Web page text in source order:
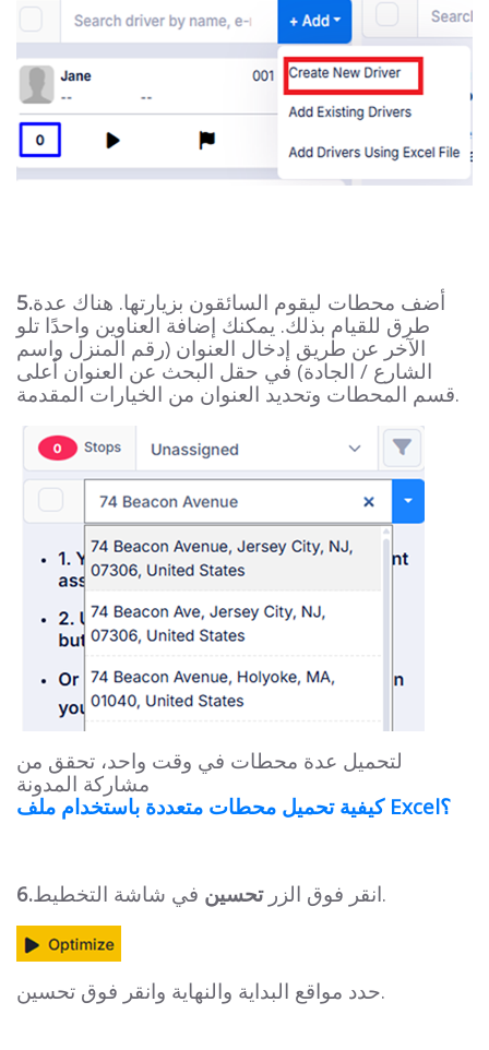
5.أضف محطات ليقوم السائقون بزيارتها. هناك عدة
طرق للقيام بذلك. يمكنك إضافة العناوين واحدًا تلو
الآخر عن طريق إدخال العنوان (رقم المنزل واسم
الشارع / الجادة) في حقل البحث عن العنوان أعلى
قسم المحطات وتحديد العنوان من الخيارات المقدمة.
لتحميل عدة محطات في وقت واحد، تحقق من
مشاركة المدونة
كيفية تحميل محطات متعددة باستخدام ملف Excel؟
6. انقر فوق الزرتحسين في شاشة التخطيط.
حدد مواقع البداية والنهاية وانقر فوق تحسين.